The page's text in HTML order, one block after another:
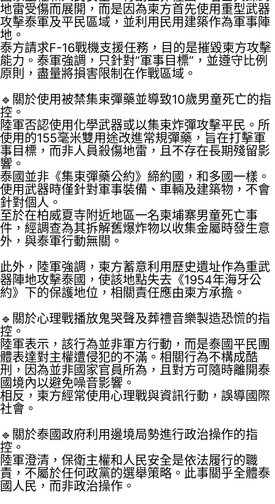
地雷受傷而展開，而是因為柬方首先使用重型武器
攻擊泰軍及平民區域，並利用民用建築作為軍事陣
地。
泰方請求F-16戰機支援任務，目的是摧毀柬方攻擊
能力。泰軍強調，只針對“軍事目標”，並遵守比例
原則，盡量將損害限制在作戰區域。
🔹關於使用被禁集束彈藥並導致10歲男童死亡的指
控。
陸軍否認使用化學武器或以集束炸彈攻擊平民。所
使用的155毫米雙用途改進常規彈藥，旨在打擊軍
事目標，而非人員殺傷地雷，且不存在長期殘留影
響。
泰國並非《集束彈藥公約》締約國，和多國一樣。
使用武器時僅針對軍事裝備、車輛及建築物，不會
針對個人。
至於在柏威夏寺附近地區一名柬埔寨男童死亡事
件，經調查為其拆解舊爆炸物以收集金屬時發生意
外，與泰軍行動無關。
此外，陸軍強調，柬方蓄意利用歷史遺址作為重武
器陣地攻擊泰國，使該地點失去《1954年海牙公
約》下的保護地位，相關責任應由柬方承擔。
🔹關於心理戰播放鬼哭聲及葬禮音樂製造恐慌的指
控。
陸軍表示，該行為並非軍方行動，而是泰國平民團
體表達對主權遭侵犯的不滿。相關行為不構成酷
刑，因為並非國家官員所為，且對方可隨時離開泰
國境內以避免噪音影響。
相反，柬方經常使用心理戰與資訊行動，誤導國際
社會。
🔹關於泰國政府利用邊境局勢進行政治操作的指
控。
陸軍澄清，保衛主權和人民安全是依法履行的職
責，不屬於任何政黨的選舉策略。此事關乎全體泰
國人民，而非政治操作。